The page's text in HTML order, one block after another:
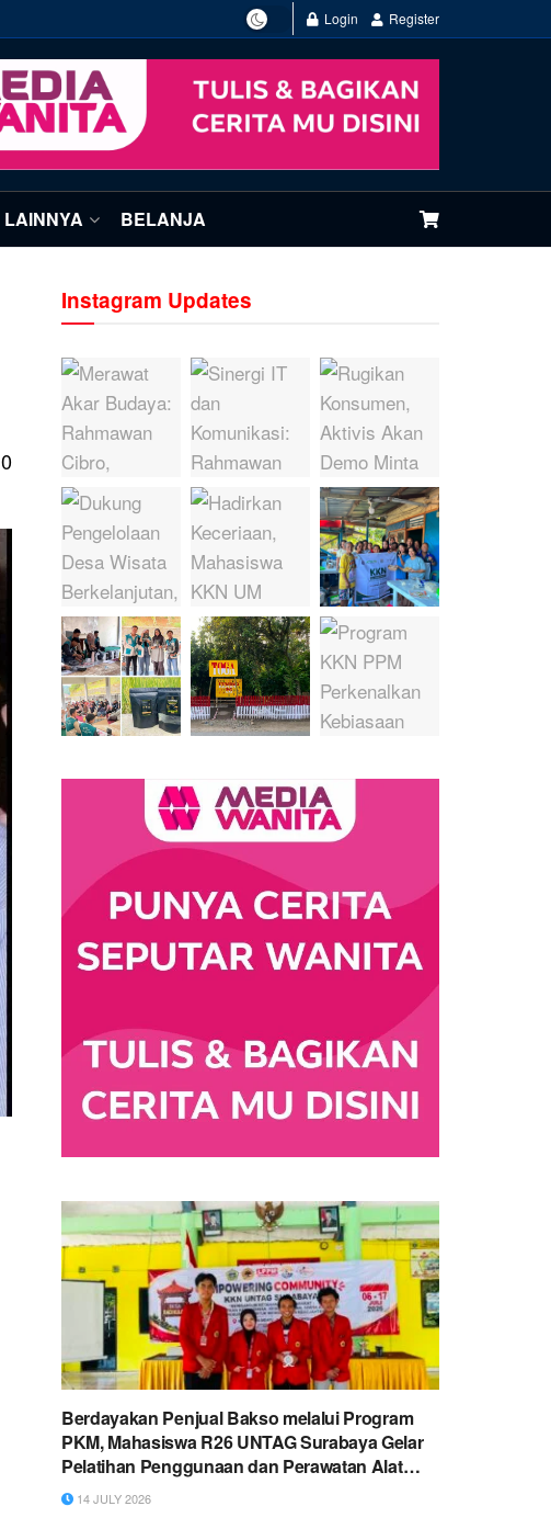
Login Register
LAINNYA BELANJA
0
Instagram Updates
Berdayakan Penjual Bakso melalui Program
PKM, Mahasiswa R26 UNTAG Surabaya Gelar
Pelatihan Penggunaan dan Perawatan Alat
Penggiling Daging Manual
14 JULY 2026